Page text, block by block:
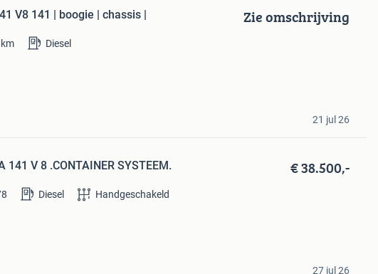
V8 141 | boogie | chassis | Zie omschrijving
km Diesel
21 jul 26
141 V 8 .CONTAINER SYSTEEM. € 38.500,-
Diesel Handgeschakeld
27 jul 26